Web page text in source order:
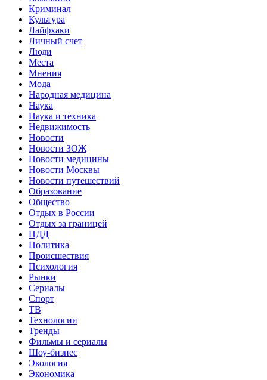
Криминал
Культура
Лайфхаки
Личный счет
Люди
Места
Мнения
Мода
Народная медицина
Наука
Наука и техника
Недвижимость
Новости
Новости ЗОЖ
Новости медицины
Новости Москвы
Новости путешествий
Образование
Общество
Отдых в России
Отдых за границей
ПДД
Политика
Происшествия
Психология
Рынки
Сериалы
Спорт
ТВ
Технологии
Тренды
Фильмы и сериалы
Шоу-бизнес
Экология
Экономика